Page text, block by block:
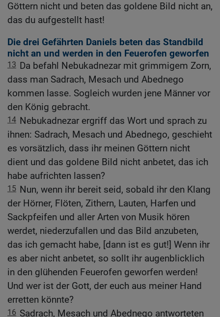
Göttern nicht und beten das goldene Bild nicht an,
das du aufgestellt hast!
Die drei Gefährten Daniels beten das Standbild
nicht an und werden in den Feuerofen geworfen
13 Da befahl Nebukadnezar mit grimmigem Zorn,
dass man Sadrach, Mesach und Abednego
kommen lasse. Sogleich wurden jene Männer vor
den König gebracht.
14 Nebukadnezar ergriff das Wort und sprach zu
ihnen: Sadrach, Mesach und Abednego, geschieht
es vorsätzlich, dass ihr meinen Göttern nicht
dient und das goldene Bild nicht anbetet, das ich
habe aufrichten lassen?
15 Nun, wenn ihr bereit seid, sobald ihr den Klang
der Hörner, Flöten, Zithern, Lauten, Harfen und
Sackpfeifen und aller Arten von Musik hören
werdet, niederzufallen und das Bild anzubeten,
das ich gemacht habe, [dann ist es gut!] Wenn ihr
es aber nicht anbetet, so sollt ihr augenblicklich
in den glühenden Feuerofen geworfen werden!
Und wer ist der Gott, der euch aus meiner Hand
erretten könnte?
16 Sadrach, Mesach und Abednego antworteten